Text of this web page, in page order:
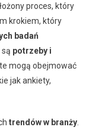
proces, który
krokiem, który
badań
są potrzeby i
mogą obejmować
jak ankiety,
trendów w branży.